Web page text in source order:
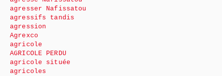
agresser Nafissatou
agressifs tandis
agression
Agrexco
agricole
AGRICOLE PERDU
agricole située
agricoles